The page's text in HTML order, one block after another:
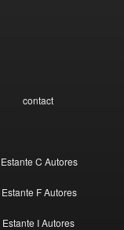
contact
Estante C Autores
Estante F Autores
Estante I Autores